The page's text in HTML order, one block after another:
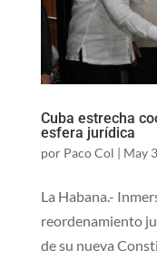
Cuba estrecha
esfera jurídica
por Paco Col | May
La Habana.-
reordenamiento
de su nueva